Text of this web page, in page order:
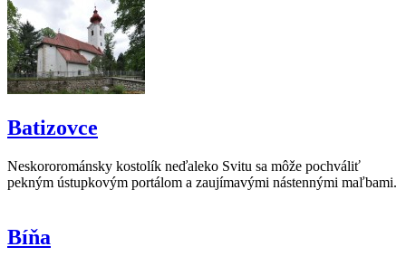
Batizovce
Neskororománsky kostolík neďaleko Svitu sa môže pochváliť
pekným ústupkovým portálom a zaujímavými nástennými maľbami.
Bíňa